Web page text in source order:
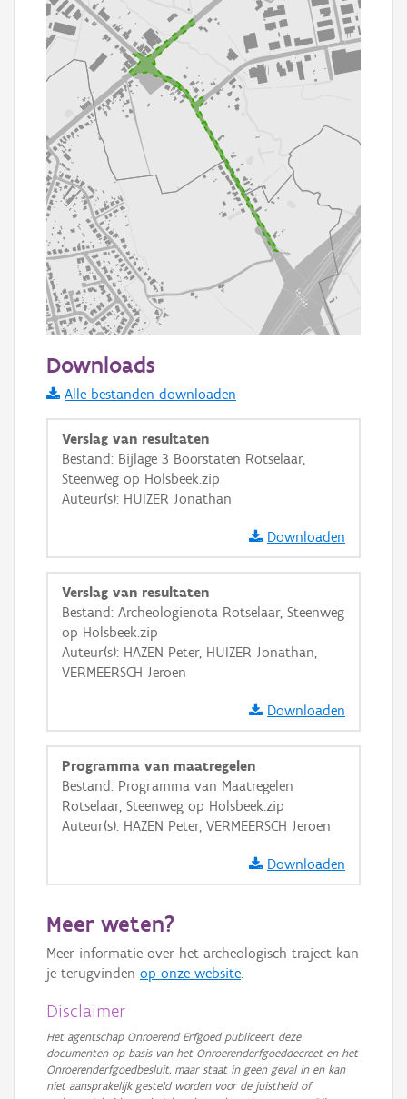
Informatie Vlaanderen
i
+ −
Basis Lagen
OSM-Basiskaart
GRB-Basiskaart in grijswaarden
Downloads
Alle bestanden downloaden
Verslag van resultaten
Bestand: Bijlage 3 Boorstaten Rotselaar,
Steenweg op Holsbeek.zip
Auteur(s): HUIZER Jonathan
Downloaden
Verslag van resultaten
Bestand: Archeologienota Rotselaar, Steenweg
op Holsbeek.zip
Auteur(s): HAZEN Peter, HUIZER Jonathan,
VERMEERSCH Jeroen
Downloaden
Programma van maatregelen
Bestand: Programma van Maatregelen
Rotselaar, Steenweg op Holsbeek.zip
Auteur(s): HAZEN Peter, VERMEERSCH Jeroen
Downloaden
Meer weten?
Meer informatie over het archeologisch traject kan
je terugvinden op onze website.
Disclaimer
Het agentschap Onroerend Erfgoed publiceert deze
documenten op basis van het Onroerenderfgoeddecreet en het
Onroerenderfgoedbesluit, maar staat in geen geval in en kan
niet aansprakelijk gesteld worden voor de juistheid of